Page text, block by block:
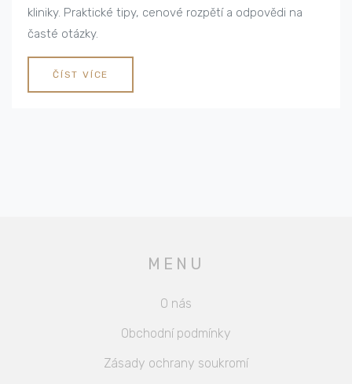
kliniky. Praktické tipy, cenové rozpětí a odpovědi na
časté otázky.
ČÍST VÍCE
MENU
O nás
Obchodní podmínky
Zásady ochrany soukromí